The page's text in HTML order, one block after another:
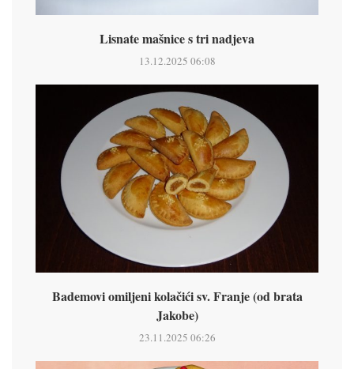
Lisnate mašnice s tri nadjeva
13.12.2025 06:08
Bademovi omiljeni kolačići sv. Franje (od brata
Jakobe)
23.11.2025 06:26